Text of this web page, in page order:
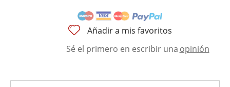
Añadir a mis favoritos
Sé el primero en escribir una opinión